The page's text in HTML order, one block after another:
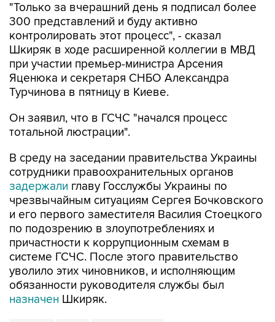
"Только за вчерашний день я подписал более
300 представлений и буду активно
контролировать этот процесс", - сказал
Шкиряк в ходе расширенной коллегии в МВД
при участии премьер-министра Арсения
Яценюка и секретаря СНБО Александра
Турчинова в пятницу в Киеве.
Он заявил, что в ГСЧС "начался процесс
тотальной люстрации".
В среду на заседании правительства Украины
сотрудники правоохранительных органов
задержали главу Госслужбы Украины по
чрезвычайным ситуациям Сергея Бочковского
и его первого заместителя Василия Стоецкого
по подозрению в злоупотреблениях и
причастности к коррупционным схемам в
системе ГСЧС. После этого правительство
уволило этих чиновников, и исполняющим
обязанности руководителя службы был
назначен Шкиряк.